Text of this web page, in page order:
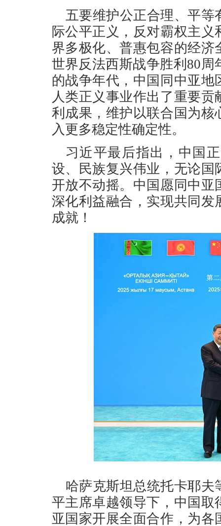
五要维护公正合理、平
际公平正义，反对霸权主
界多极化、普惠包容的经
世界反法西斯战争胜利80
的战争年代，中国同中亚
人类正义事业作出了重要
利成果，维护以联合国为
入更多稳定性确定性。
习近平最后指出，中国
设、民族复兴伟业，无论
开放不动摇。中国愿同中
深化利益融合，实现共同
成就！
哈萨克斯坦总统托卡耶
平主席卓越领导下，中国
亚国家开展全面合作，为